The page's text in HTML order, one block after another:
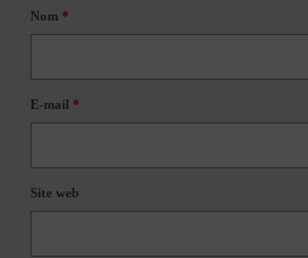
Nom *
E-mail *
Site web